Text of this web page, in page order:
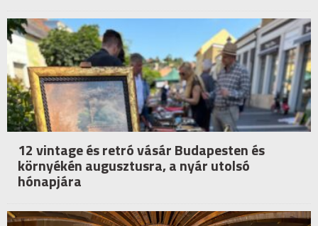
12 vintage és retró vásár Budapesten és
környékén augusztusra, a nyár utolsó
hónapjára